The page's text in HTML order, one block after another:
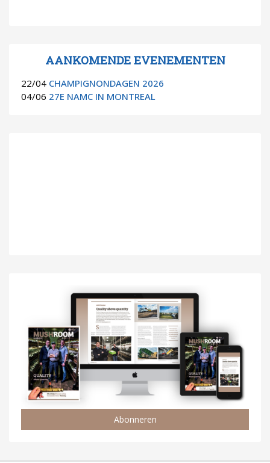
AANKOMENDE EVENEMENTEN
22/04 CHAMPIGNONDAGEN 2026
04/06 27E NAMC IN MONTREAL
Abonneren